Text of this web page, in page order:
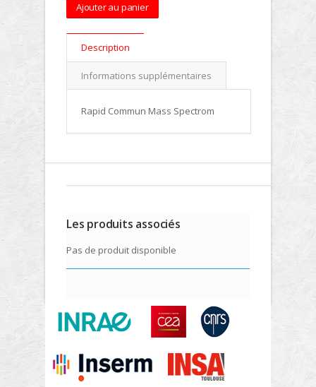
Ajouter au panier
Description
Informations supplémentaires
Rapid Commun Mass Spectrom
Les produits associés
Pas de produit disponible